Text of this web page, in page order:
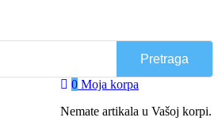
Pretraga
0 Moja korpa
Nemate artikala u Vašoj korpi.